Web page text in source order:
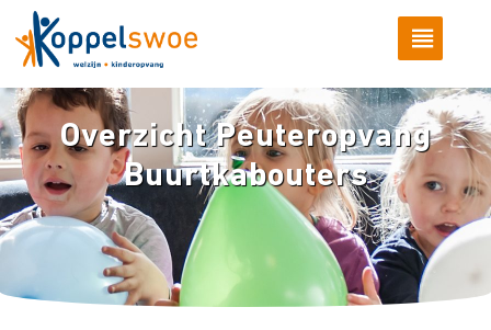
Overzicht Peuteropvang
Buurtkabouters